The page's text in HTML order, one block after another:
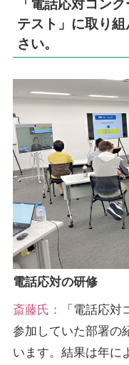
「電話応対コン
テスト」に取り
さい。
電話応対の研修
斎藤氏：
「電話応
参加していた部署の
います。結果は年に